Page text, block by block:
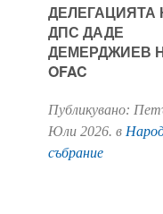
ДЕЛЕГАЦИЯТА
ДПС ДАДЕ
ДЕМЕРДЖИЕВ
OFAC
Публикувано:
Юли 2026. в
събрание